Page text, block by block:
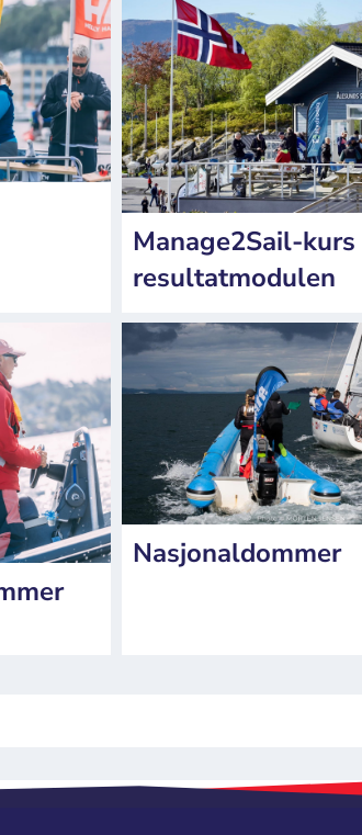
Manage2Sail-kurs
resultatmodulen
Nasjonaldommer